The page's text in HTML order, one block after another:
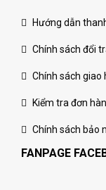
Hướng dẫn
Chính sách đổi
Chính sách giao
Kiểm tra đơn
Chính sách bảo
FANPAGE